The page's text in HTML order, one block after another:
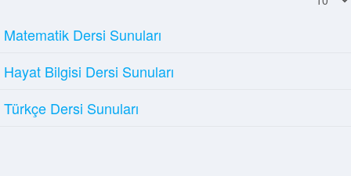
Matematik Dersi Sunuları
Hayat Bilgisi Dersi Sunuları
Türkçe Dersi Sunuları